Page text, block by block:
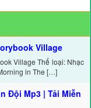
Village
Village Thể loại: Nhạc
in The […]
Đội Mp3 | Tải Miễn